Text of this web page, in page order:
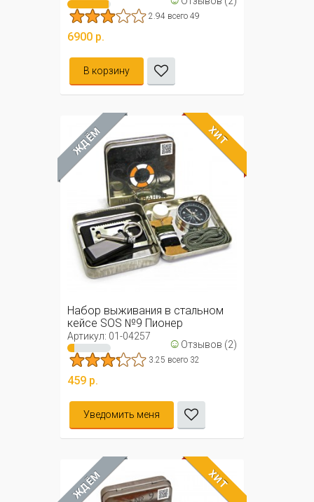
2.94 всего 49
6900 р.
В корзину
ЖДЁМ ХИТ
Набор выживания в стальном
кейсе SOS №9 Пионер
Артикул: 01-04257 ☺ Отзывов (2)
3.25 всего 32
459 р.
Уведомить меня
ЖДЁМ ХИТ